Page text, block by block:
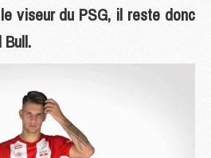
viseur du PSG, il reste donc